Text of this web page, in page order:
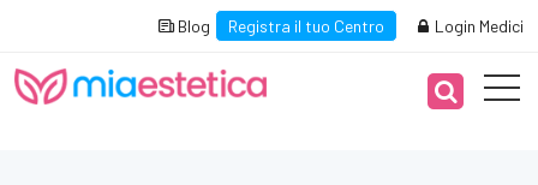
Blog Registra il tuo Centro Login Medici